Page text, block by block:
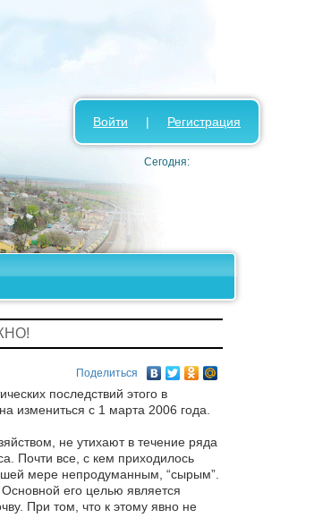
Войти | Регистрация
Сегодня:
Поделиться
последствий этого в
измениться с 1 марта 2006 года.
не утихают в течение ряда
Почти все, с кем приходилось
мере непродуманным, “сырым”.
его целью является
При том, что к этому явно не